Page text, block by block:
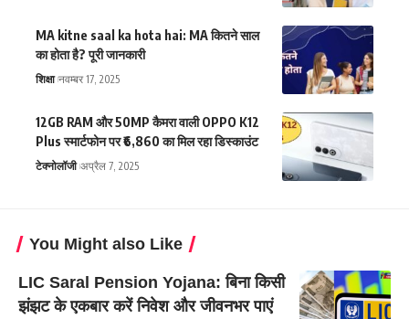
MA kitne saal ka hota hai: MA कितने साल
का होता है? पूरी जानकारी
शिक्षा नवम्बर 17, 2025
12GB RAM और 50MP कैमरा वाली OPPO K12
Plus स्मार्टफोन पर ₹6,860 का मिल रहा डिस्काउंट
टेक्नोलॉजी अप्रैल 7, 2025
You Might also Like
LIC Saral Pension Yojana: बिना किसी
झंझट के एकबार करें निवेश और जीवनभर पाएं